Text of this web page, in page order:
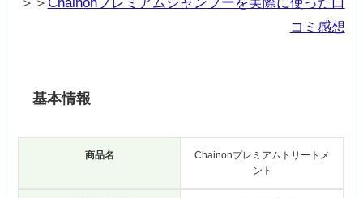
コミ感想
基本情報
商品名
Chainonプレミアムトリートメ
ント